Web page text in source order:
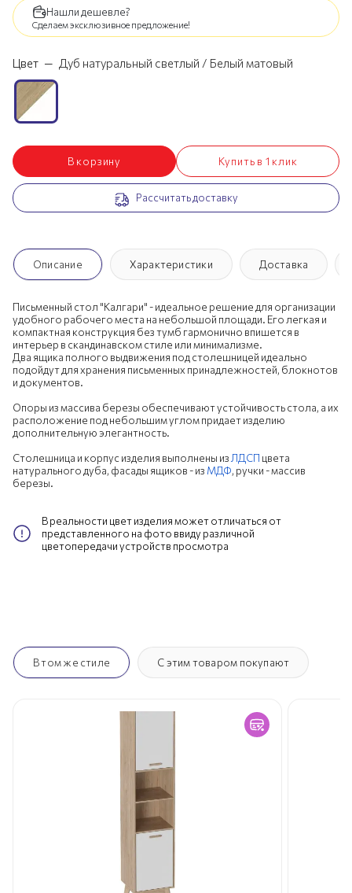
Нашли дешевле?
Сделаем эксклюзивное предложение!
Цвет — Дуб натуральный светлый / Белый матовый
В корзину Купить в 1 клик
Рассчитать доставку
Описание Характеристики Доставка
Письменный стол "Калгари" - идеальное решение для организации
удобного рабочего места на небольшой площади. Его легкая и
компактная конструкция без тумб гармонично впишется в
интерьер в скандинавском стиле или минимализме.
Два ящика полного выдвижения под столешницей идеально
подойдут для хранения письменных принадлежностей, блокнотов
и документов.
Опоры из массива березы обеспечивают устойчивость стола, а их
расположение под небольшим углом придает изделию
дополнительную элегантность.
Столешница и корпус изделия выполнены из ЛДСП цвета
натурального дуба, фасады ящиков - из МДФ, ручки - массив
березы.
В реальности цвет изделия может отличаться от
представленного на фото ввиду различной
цветопередачи устройств просмотра
В том же стиле С этим товаром покупают